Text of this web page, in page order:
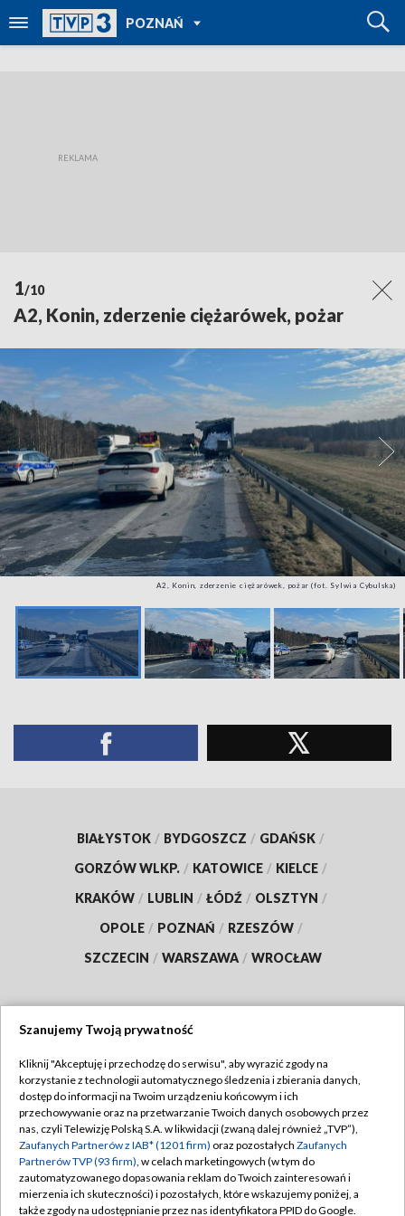
POZNAŃ
POWRÓT DO
TVP REGIONY
1/10
A2, Konin, zderzenie ciężarówek, pożar
A2, Konin, zderzenie ciężarówek, pożar (fot. Sylwia Cybulska)
BIAŁYSTOK / BYDGOSZCZ / GDAŃSK /
GORZÓW WLKP. / KATOWICE / KIELCE /
KRAKÓW / LUBLIN / ŁÓDŹ / OLSZTYN /
OPOLE / POZNAŃ / RZESZÓW /
SZCZECIN / WARSZAWA / WROCŁAW
TVP
Abonament TVP
Emisja w TVP
Centrum informacji TVP
Naziemna Telewizja Cyfrowa
Regulamin TVP
Polityka prywatności
Moje zgody
Pomoc
Szanujemy Twoją prywatność
Kliknij "Akceptuję i przechodzę do serwisu", aby wyrazić zgody na
korzystanie z technologii automatycznego śledzenia i zbierania danych,
dostęp do informacji na Twoim urządzeniu końcowym i ich
przechowywanie oraz na przetwarzanie Twoich danych osobowych przez
nas, czyli Telewizję Polską S.A. w likwidacji (zwaną dalej również „TVP”),
Zaufanych Partnerów z IAB* (1201 firm) oraz pozostałych Zaufanych
Partnerów TVP (93 firm), w celach marketingowych (w tym do
zautomatyzowanego dopasowania reklam do Twoich zainteresowań i
mierzenia ich skuteczności) i pozostałych, które wskazujemy poniżej, a
także zgody na udostępnianie przez nas identyfikatora PPID do Google.